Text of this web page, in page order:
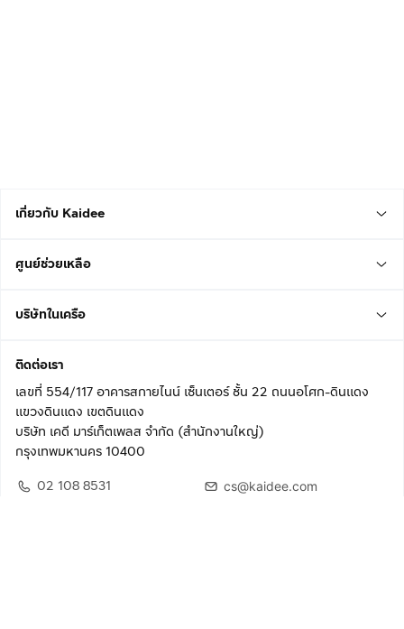
เกี่ยวกับ Kaidee
ศูนย์ช่วยเหลือ
บริษัทในเครือ
ติดต่อเรา
เลขที่ 554/117 อาคารสกายไนน์ เซ็นเตอร์ ชั้น 22 ถนนอโศก-ดินแดง
แขวงดินแดง เขตดินแดง
บริษัท เคดี มาร์เก็ตเพลส จำกัด (สำนักงานใหญ่)
กรุงเทพมหานคร 10400
02 108 8531
cs@kaidee.com